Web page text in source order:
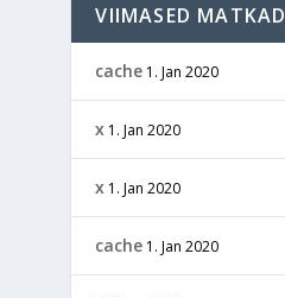
VIIMASED MATKAD
cache 1. Jan 2020
x 1. Jan 2020
x 1. Jan 2020
cache 1. Jan 2020